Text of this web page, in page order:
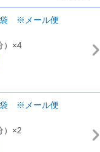
袋 ※メール便
）×4
袋 ※メール便
）×2